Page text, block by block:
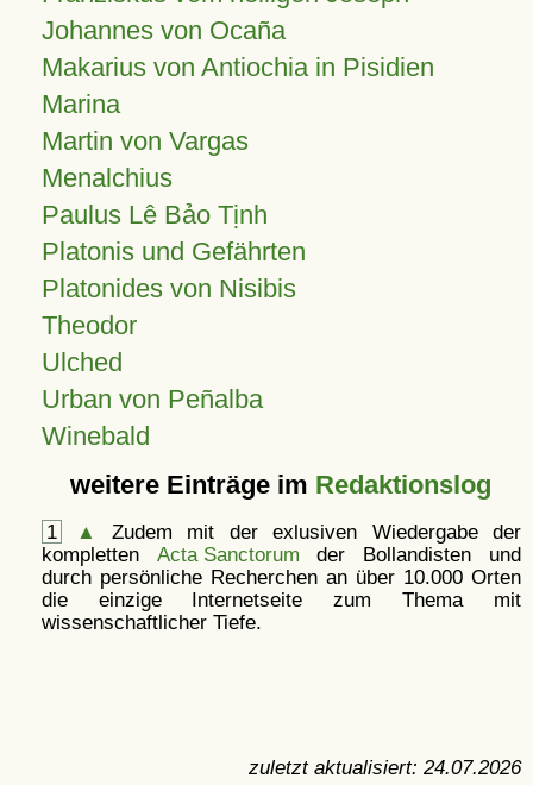
Johannes von Ocaña
Makarius von Antiochia in Pisidien
Marina
Martin von Vargas
Menalchius
Paulus Lê Bảo Tịnh
Platonis und Gefährten
Platonides von Nisibis
Theodor
Ulched
Urban von Peñalba
Winebald
weitere Einträge im Redaktionslog
1 ▲
Zudem mit der exlusiven Wiedergabe der
kompletten Acta Sanctorum der Bollandisten und
durch persönliche Recherchen an über 10.000 Orten
die einzige Internetseite zum Thema mit
wissenschaftlicher Tiefe.
zuletzt aktualisiert: 24.07.2026